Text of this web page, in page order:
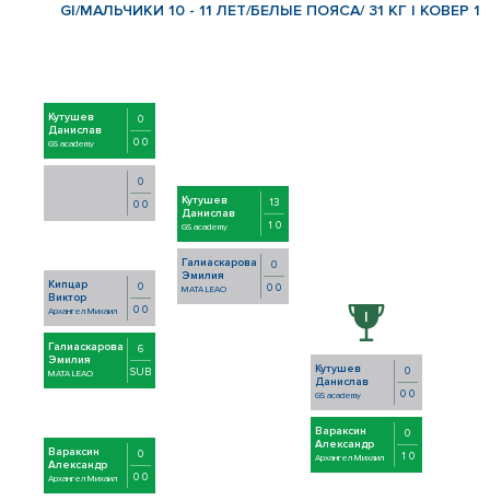
GI/МАЛЬЧИКИ 10 - 11 ЛЕТ/БЕЛЫЕ ПОЯСА/ 31 КГ | КОВЕР 1
Кутушев
Данислав
GS academy
0
0 0
0
0 0
Кипцар
Виктор
Архангел Михаил
0
0 0
Галиаскарова
Эмилия
MATA LEAO
6
SUB
Вараксин
Александр
Архангел Михаил
0
0 0
Кутушев
Данислав
GS academy
13
1 0
Галиаскарова
Эмилия
MATA LEAO
0
0 0
Кутушев
Данислав
GS academy
0
0 0
Вараксин
Александр
Архангел Михаил
0
1 0